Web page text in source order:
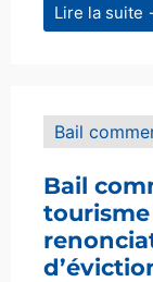
Lire la suite
Bail
Bail